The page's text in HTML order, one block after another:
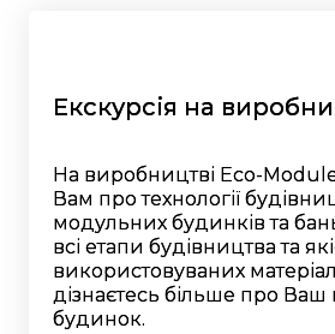
Екскурсія на
На виробництві Eco-
Вам про технології
модульних будинків та
всі етапи будівництва та
використовуваних
дізнаєтесь більше про Ваш
будинок.